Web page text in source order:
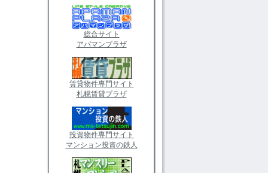
総合サイト
アパマンプラザ
賃貸物件専門サイト
札幌賃貸プラザ
投資物件専門サイト
マンション投資の鉄人